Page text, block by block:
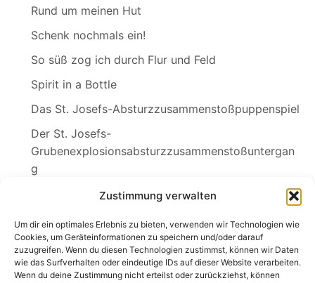
Zustimmung verwalten
Um dir ein optimales Erlebnis zu bieten, verwenden wir Technologien wie
Cookies, um Geräteinformationen zu speichern und/oder darauf
zuzugreifen. Wenn du diesen Technologien zustimmst, können wir Daten
wie das Surfverhalten oder eindeutige IDs auf dieser Website verarbeiten.
Wenn du deine Zustimmung nicht erteilst oder zurückziehst, können
Rund um meinen Hut
Schenk nochmals ein!
So süß zog ich durch Flur und Feld
Spirit in a Bottle
Das St. Josefs-Absturzzusammenstoßpuppenspiel
Der St. Josefs-
Grubenexplosionsabsturzzusammenstoßuntergan
g